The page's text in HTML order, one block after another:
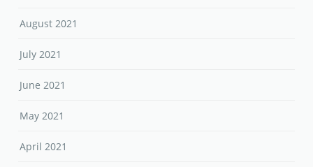
August 2021
July 2021
June 2021
May 2021
April 2021